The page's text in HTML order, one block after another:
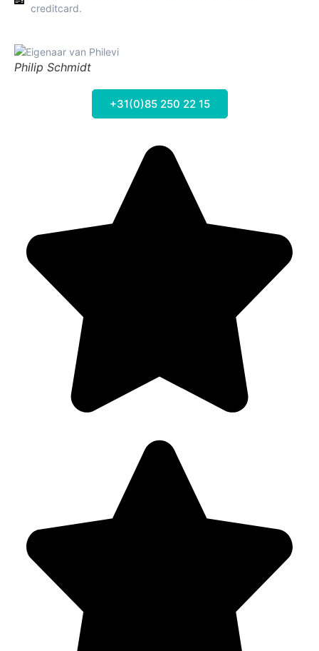
creditcard.
Philip Schmidt
+31(0)85 250 22 15